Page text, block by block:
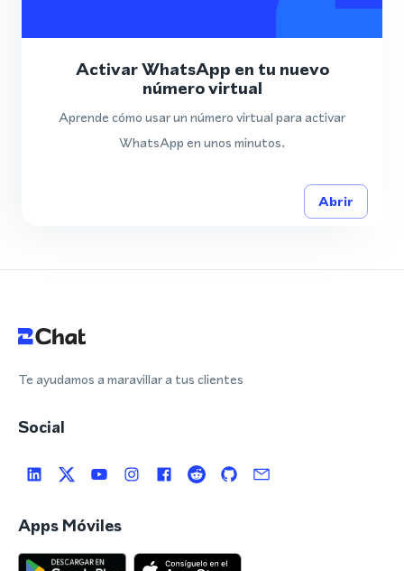
Activar WhatsApp en tu nuevo
número virtual
Aprende cómo usar un número virtual para activar
WhatsApp en unos minutos.
Abrir
Te ayudamos a maravillar a tus clientes
Social
Apps Móviles